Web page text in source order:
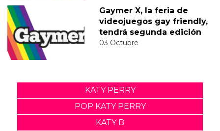
Gaymer X, la feria de
videojuegos gay friendly,
tendrá segunda edición
03 Octubre
KATY PERRY
POP KATY PERRY
KATY B